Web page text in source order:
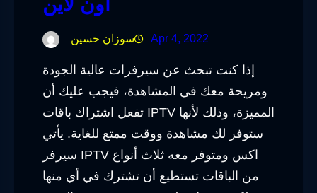
اون لاين
سوزان حسين Apr 4, 2022
إذا كنت تبحث عن سيرفرات عالية الجودة
ومريحة معك في المشاهدة، فيجب عليك أن
تفعل اشتراك باقات IPTV المميزة، وذلك لأنها
ستوفر لك مشاهدة ووقت ممتع للغاية. يأتي
سيرفر IPTV اكس ومتوفر معه ثلاث أنواع
من الباقات تستطيع أن تشترك في أي منها